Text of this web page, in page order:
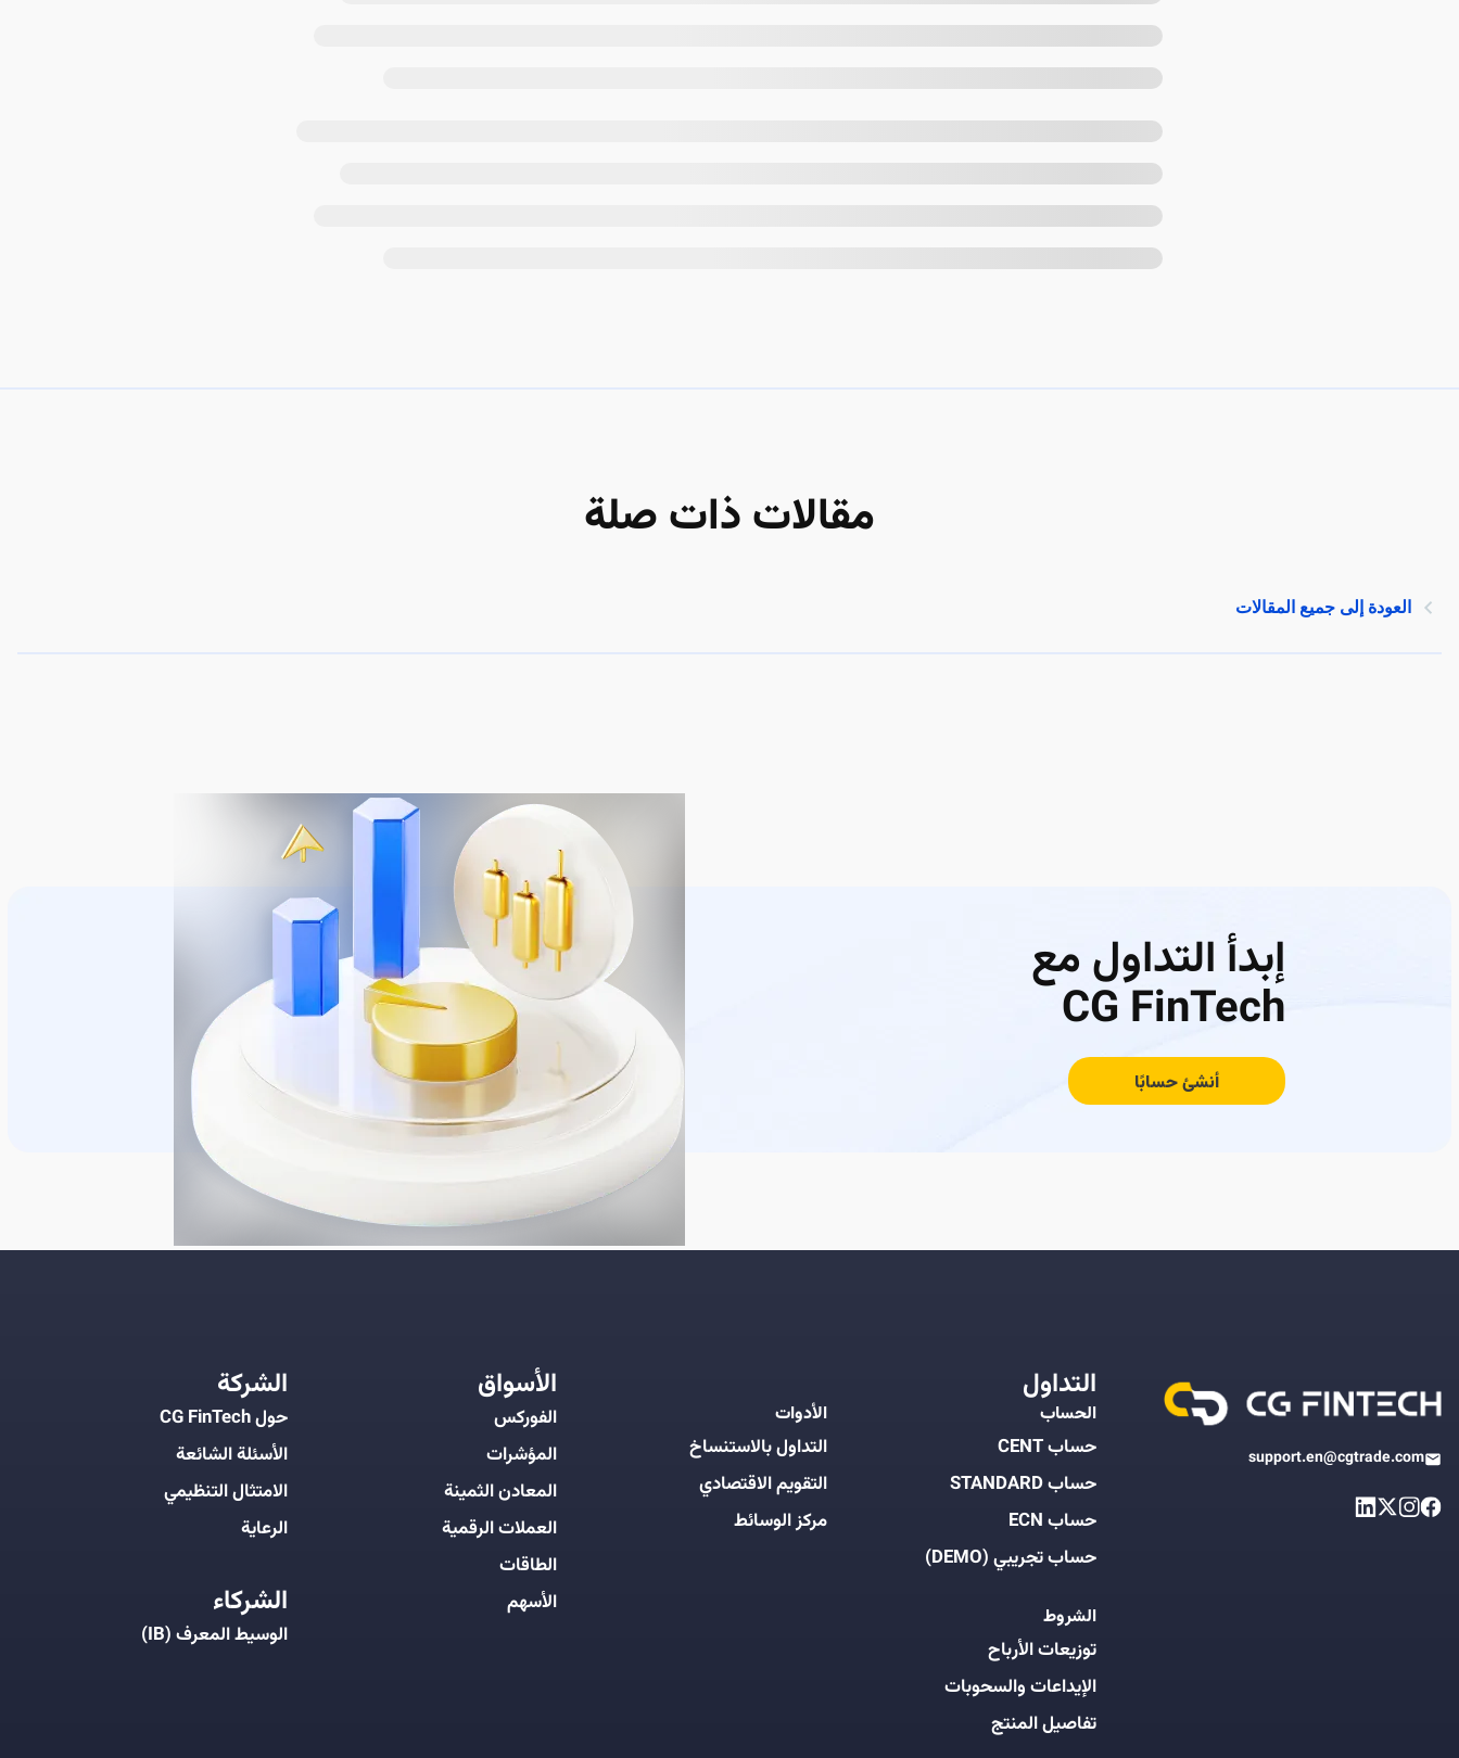
مقالات ذات صلة
العودة إلى جميع المقالات
إبدأ التداول مع
CG FinTech
أنشئ حسابًا
support.en@cgtrade.com
التداول
الحساب
حساب CENT
حساب STANDARD
حساب ECN
حساب تجريبي (DEMO)
الشروط
توزيعات الأرباح
الإيداعات والسحوبات
تفاصيل المنتج
الأدوات
التداول بالاستنساخ
التقويم الاقتصادي
مركز الوسائط
الأسواق
الفوركس
المؤشرات
المعادن الثمينة
العملات الرقمية
الطاقات
الأسهم
الشركة
حول CG FinTech
الأسئلة الشائعة
الامتثال التنظيمي
الرعاية
الشركاء
الوسيط المعرف (IB)